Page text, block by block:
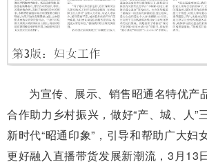
为宣传、展示、销售昭通名特优产
合作助力乡村振兴，做好“产、城、人”
新时代“昭通印象”，引导和帮助广大妇
更好融入直播带货发展新潮流，3月13